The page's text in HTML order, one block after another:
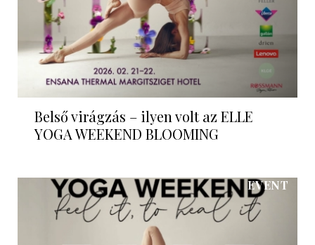
Belső virágzás – ilyen volt az ELLE
YOGA WEEKEND BLOOMING
EVENT